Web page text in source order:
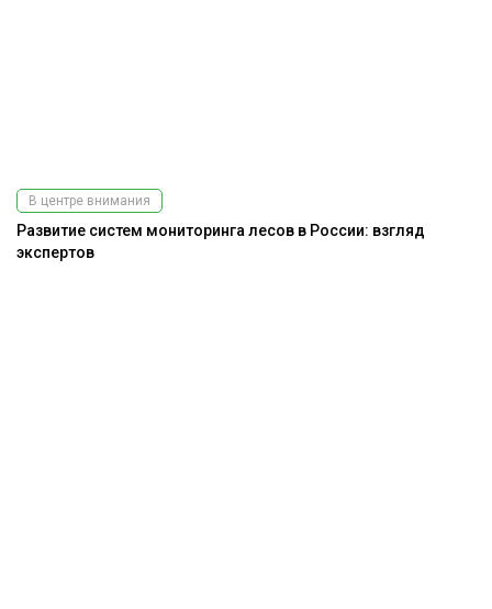
В центре внимания
Развитие систем мониторинга лесов в России: взгляд
экспертов